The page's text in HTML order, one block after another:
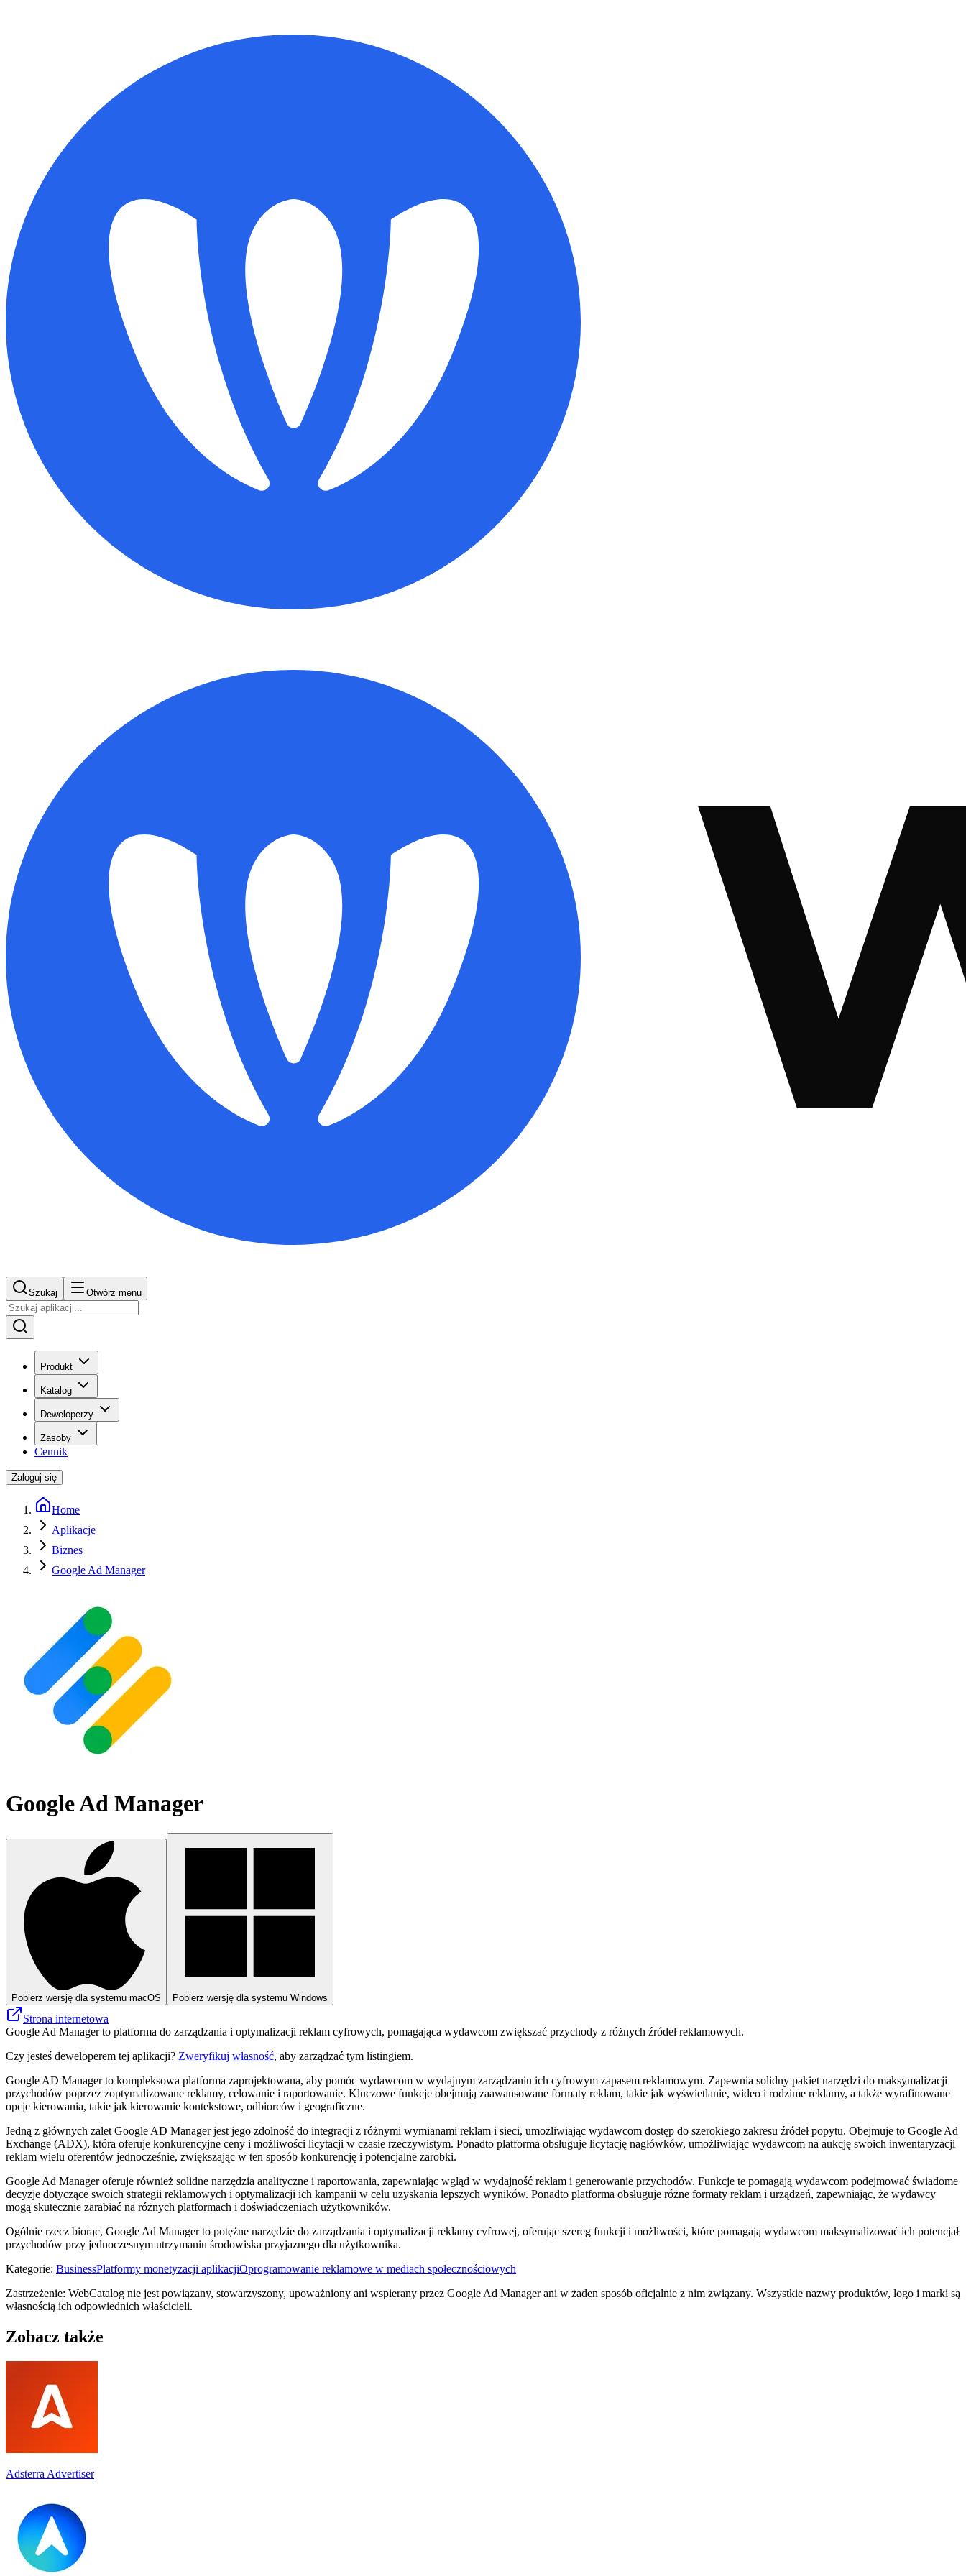
Szukaj Otwórz menu
Produkt
Katalog
Deweloperzy
Zasoby
Cennik
Zaloguj się
Home
Aplikacje
Biznes
Google Ad Manager
Google Ad Manager
Pobierz wersję dla systemu macOS Pobierz wersję dla systemu Windows
Strona internetowa
Google Ad Manager to platforma do zarządzania i optymalizacji reklam cyfrowych, pomagająca wydawcom zwiększać przychody z różnych źródeł reklamowych.
Czy jesteś deweloperem tej aplikacji? Zweryfikuj własność, aby zarządzać tym listingiem.
Google AD Manager to kompleksowa platforma zaprojektowana, aby pomóc wydawcom w wydajnym zarządzaniu ich cyfrowym zapasem reklamowym. Zapewnia solidny pakiet narzędzi do maksymalizacji
przychodów poprzez zoptymalizowane reklamy, celowanie i raportowanie. Kluczowe funkcje obejmują zaawansowane formaty reklam, takie jak wyświetlanie, wideo i rodzime reklamy, a także wyrafinowane
opcje kierowania, takie jak kierowanie kontekstowe, odbiorców i geograficzne.
Jedną z głównych zalet Google AD Manager jest jego zdolność do integracji z różnymi wymianami reklam i sieci, umożliwiając wydawcom dostęp do szerokiego zakresu źródeł popytu. Obejmuje to Google Ad
Exchange (ADX), która oferuje konkurencyjne ceny i możliwości licytacji w czasie rzeczywistym. Ponadto platforma obsługuje licytację nagłówków, umożliwiając wydawcom na aukcję swoich inwentaryzacji
reklam wielu oferentów jednocześnie, zwiększając w ten sposób konkurencję i potencjalne zarobki.
Google Ad Manager oferuje również solidne narzędzia analityczne i raportowania, zapewniając wgląd w wydajność reklam i generowanie przychodów. Funkcje te pomagają wydawcom podejmować świadome
decyzje dotyczące swoich strategii reklamowych i optymalizacji ich kampanii w celu uzyskania lepszych wyników. Ponadto platforma obsługuje różne formaty reklam i urządzeń, zapewniając, że wydawcy
mogą skutecznie zarabiać na różnych platformach i doświadczeniach użytkowników.
Ogólnie rzecz biorąc, Google Ad Manager to potężne narzędzie do zarządzania i optymalizacji reklamy cyfrowej, oferując szereg funkcji i możliwości, które pomagają wydawcom maksymalizować ich potencjał
przychodów przy jednoczesnym utrzymaniu środowiska przyjaznego dla użytkownika.
Kategorie: BusinessPlatformy monetyzacji aplikacjiOprogramowanie reklamowe w mediach społecznościowych
Zastrzeżenie: WebCatalog nie jest powiązany, stowarzyszony, upoważniony ani wspierany przez Google Ad Manager ani w żaden sposób oficjalnie z nim związany. Wszystkie nazwy produktów, logo i marki są
własnością ich odpowiednich właścicieli.
Zobacz także
Adsterra Advertiser